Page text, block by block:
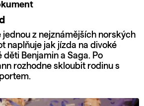
z nejznámějších norských
naplňuje jak jízda na divoké
Benjamin a Saga. Po
rozhodne skloubit rodinu s